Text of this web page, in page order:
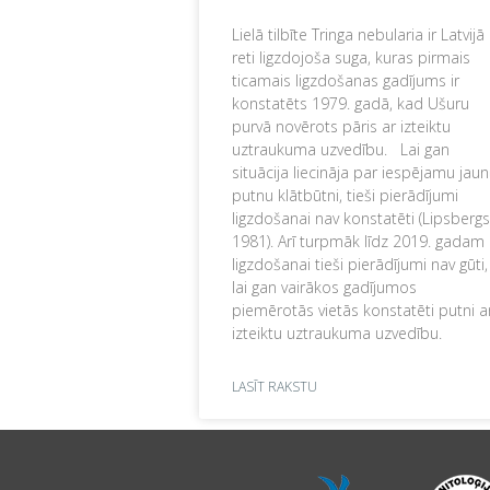
Lielā tilbīte Tringa nebularia ir Latvijā
reti ligzdojoša suga, kuras pirmais
ticamais ligzdošanas gadījums ir
konstatēts 1979. gadā, kad Ušuru
purvā novērots pāris ar izteiktu
uztraukuma uzvedību. Lai gan
situācija liecināja par iespējamu
putnu klātbūtni, tieši pierādījumi
ligzdošanai nav konstatēti
1981). Arī turpmāk līdz 2019. gadam
ligzdošanai tieši pierādījumi nav gūti,
lai gan vairākos gadījumos
piemērotās vietās konstatēti putni
izteiktu uztraukuma uzvedību.
LASĪT RAKSTU